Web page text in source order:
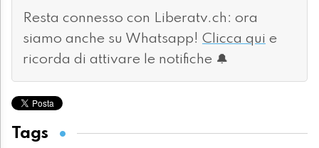
Resta connesso con Liberatv.ch: ora
siamo anche su Whatsapp! Clicca qui e
ricorda di attivare le notifiche 🔔
Tags